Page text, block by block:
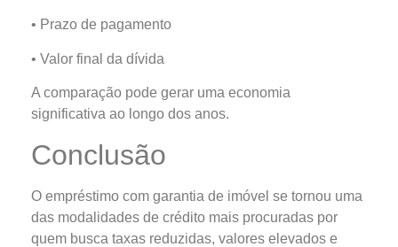
• Prazo de pagamento
• Valor final da dívida
A comparação pode gerar uma economia
significativa ao longo dos anos.
Conclusão
O empréstimo com garantia de imóvel se tornou uma
das modalidades de crédito mais procuradas por
quem busca taxas reduzidas, valores elevados e